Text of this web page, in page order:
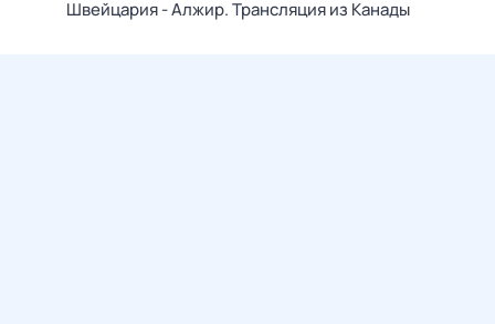
Швейцария - Алжир. Трансляция из Канады